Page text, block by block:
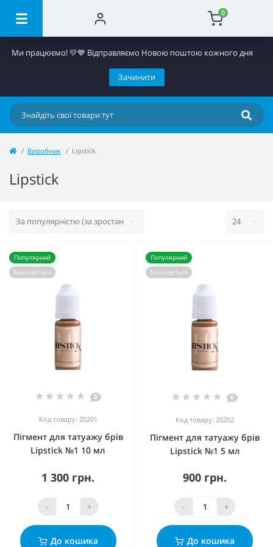
0
Ми працюємо! 💛​💙 Відправляємо Новою поштою кожного дня
Зачинити
Виробник Lipstick
Lipstick
Популярний
Закінчується
0
Код товару: 20201
Пігмент для татуажу брів
Lipstick №1 10 мл
1 300 грн.
- +
До кошика
Популярний
Закінчується
0
Код товару: 20202
Пігмент для татуажу брів
Lipstick №1 5 мл
900 грн.
- +
До кошика